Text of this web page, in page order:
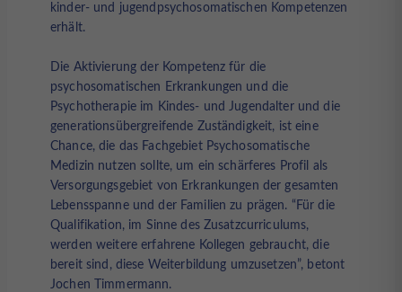
kinder- und jugendpsychosomatischen Kompetenzen
erhält.
Die Aktivierung der Kompetenz für die
psychosomatischen Erkrankungen und die
Psychotherapie im Kindes- und Jugendalter und die
generationsübergreifende Zuständigkeit, ist eine
Chance, die das Fachgebiet Psychosomatische
Medizin nutzen sollte, um ein schärferes Profil als
Versorgungsgebiet von Erkrankungen der gesamten
Lebensspanne und der Familien zu prägen. “Für die
Qualifikation, im Sinne des Zusatzcurriculums,
werden weitere erfahrene Kollegen gebraucht, die
bereit sind, diese Weiterbildung umzusetzen”, betont
Jochen Timmermann.